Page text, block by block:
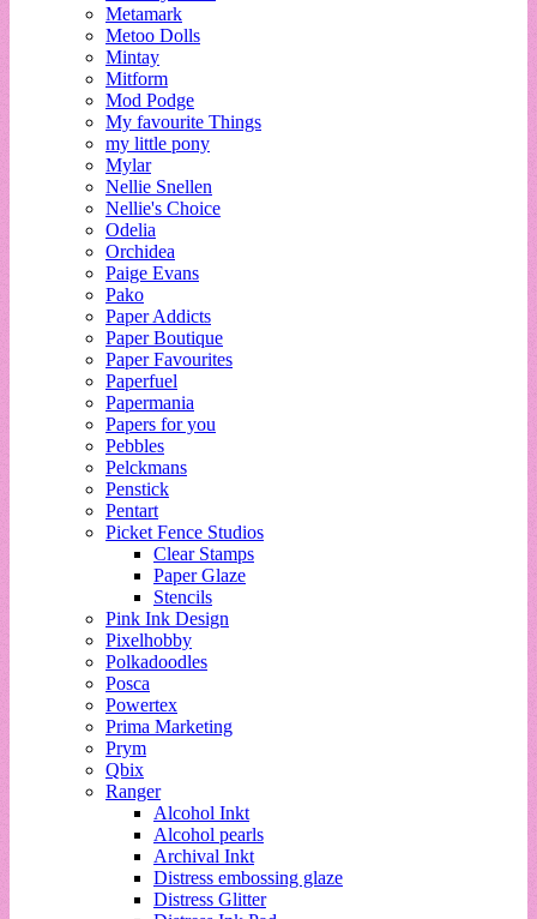
Metamark
Metoo Dolls
Mintay
Mitform
Mod Podge
My favourite Things
my little pony
Mylar
Nellie Snellen
Nellie's Choice
Odelia
Orchidea
Paige Evans
Pako
Paper Addicts
Paper Boutique
Paper Favourites
Paperfuel
Papermania
Papers for you
Pebbles
Pelckmans
Penstick
Pentart
Picket Fence Studios
Clear Stamps
Paper Glaze
Stencils
Pink Ink Design
Pixelhobby
Polkadoodles
Posca
Powertex
Prima Marketing
Prym
Qbix
Ranger
Alcohol Inkt
Alcohol pearls
Archival Inkt
Distress embossing glaze
Distress Glitter